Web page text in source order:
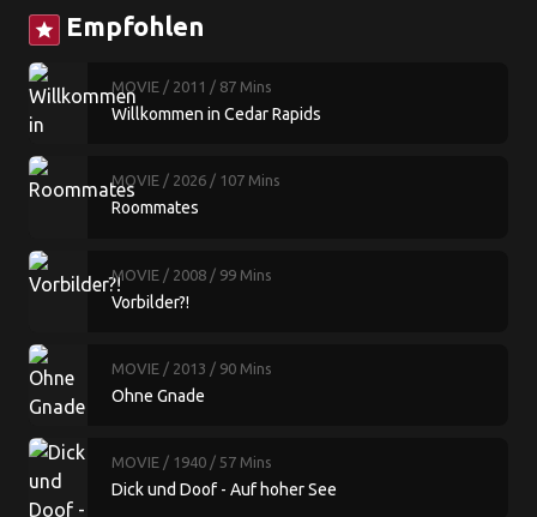
star Empfohlen
MOVIE / 2011 / 87 Mins
Willkommen in Cedar Rapids
MOVIE / 2026 / 107 Mins
Roommates
MOVIE / 2008 / 99 Mins
Vorbilder?!
MOVIE / 2013 / 90 Mins
Ohne Gnade
MOVIE / 1940 / 57 Mins
Dick und Doof - Auf hoher See